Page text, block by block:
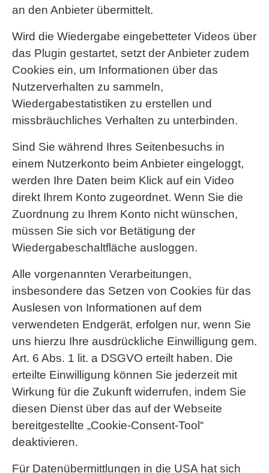
an den Anbieter übermittelt.
Wird die Wiedergabe eingebetteter Videos über
das Plugin gestartet, setzt der Anbieter zudem
Cookies ein, um Informationen über das
Nutzerverhalten zu sammeln,
Wiedergabestatistiken zu erstellen und
missbräuchliches Verhalten zu unterbinden.
Sind Sie während Ihres Seitenbesuchs in
einem Nutzerkonto beim Anbieter eingeloggt,
werden Ihre Daten beim Klick auf ein Video
direkt Ihrem Konto zugeordnet. Wenn Sie die
Zuordnung zu Ihrem Konto nicht wünschen,
müssen Sie sich vor Betätigung der
Wiedergabeschaltfläche ausloggen.
Alle vorgenannten Verarbeitungen,
insbesondere das Setzen von Cookies für das
Auslesen von Informationen auf dem
verwendeten Endgerät, erfolgen nur, wenn Sie
uns hierzu Ihre ausdrückliche Einwilligung gem.
Art. 6 Abs. 1 lit. a DSGVO erteilt haben. Die
erteilte Einwilligung können Sie jederzeit mit
Wirkung für die Zukunft widerrufen, indem Sie
diesen Dienst über das auf der Webseite
bereitgestellte „Cookie-Consent-Tool“
deaktivieren.
Für Datenübermittlungen in die USA hat sich